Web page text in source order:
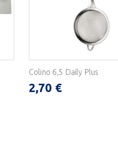
Colino 6,5 Daily Plus
2,70 €